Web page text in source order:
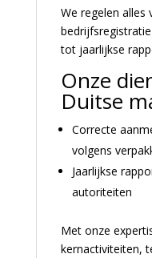
We regelen alles
tot jaarlijkse
Onze
Duitse
Correcte
volgens
Jaarlijkse
autoriteiten
Met onze
kernactiviteiten,